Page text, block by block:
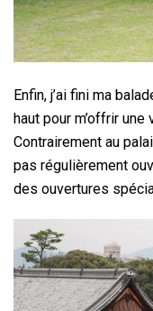
Enfin, j’ai fini ma
haut pour m’offrir une
Contrairement au
pas régulièrement
des ouvertures